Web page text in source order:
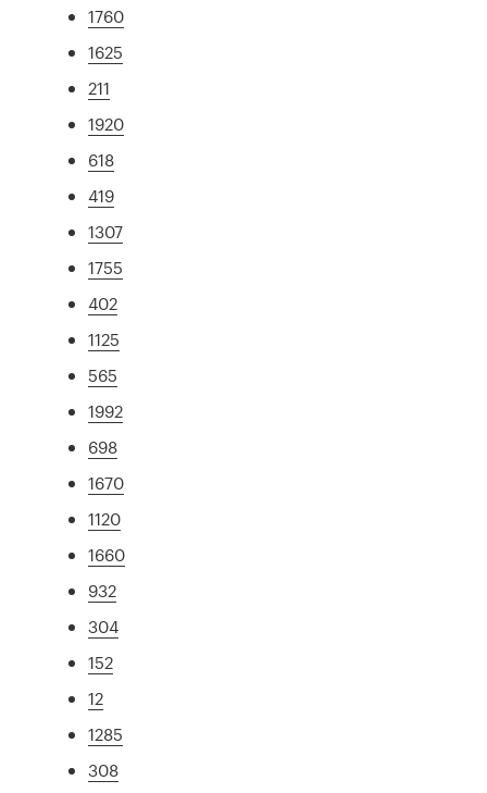
1760
1625
211
1920
618
419
1307
1755
402
1125
565
1992
698
1670
1120
1660
932
304
152
12
1285
308